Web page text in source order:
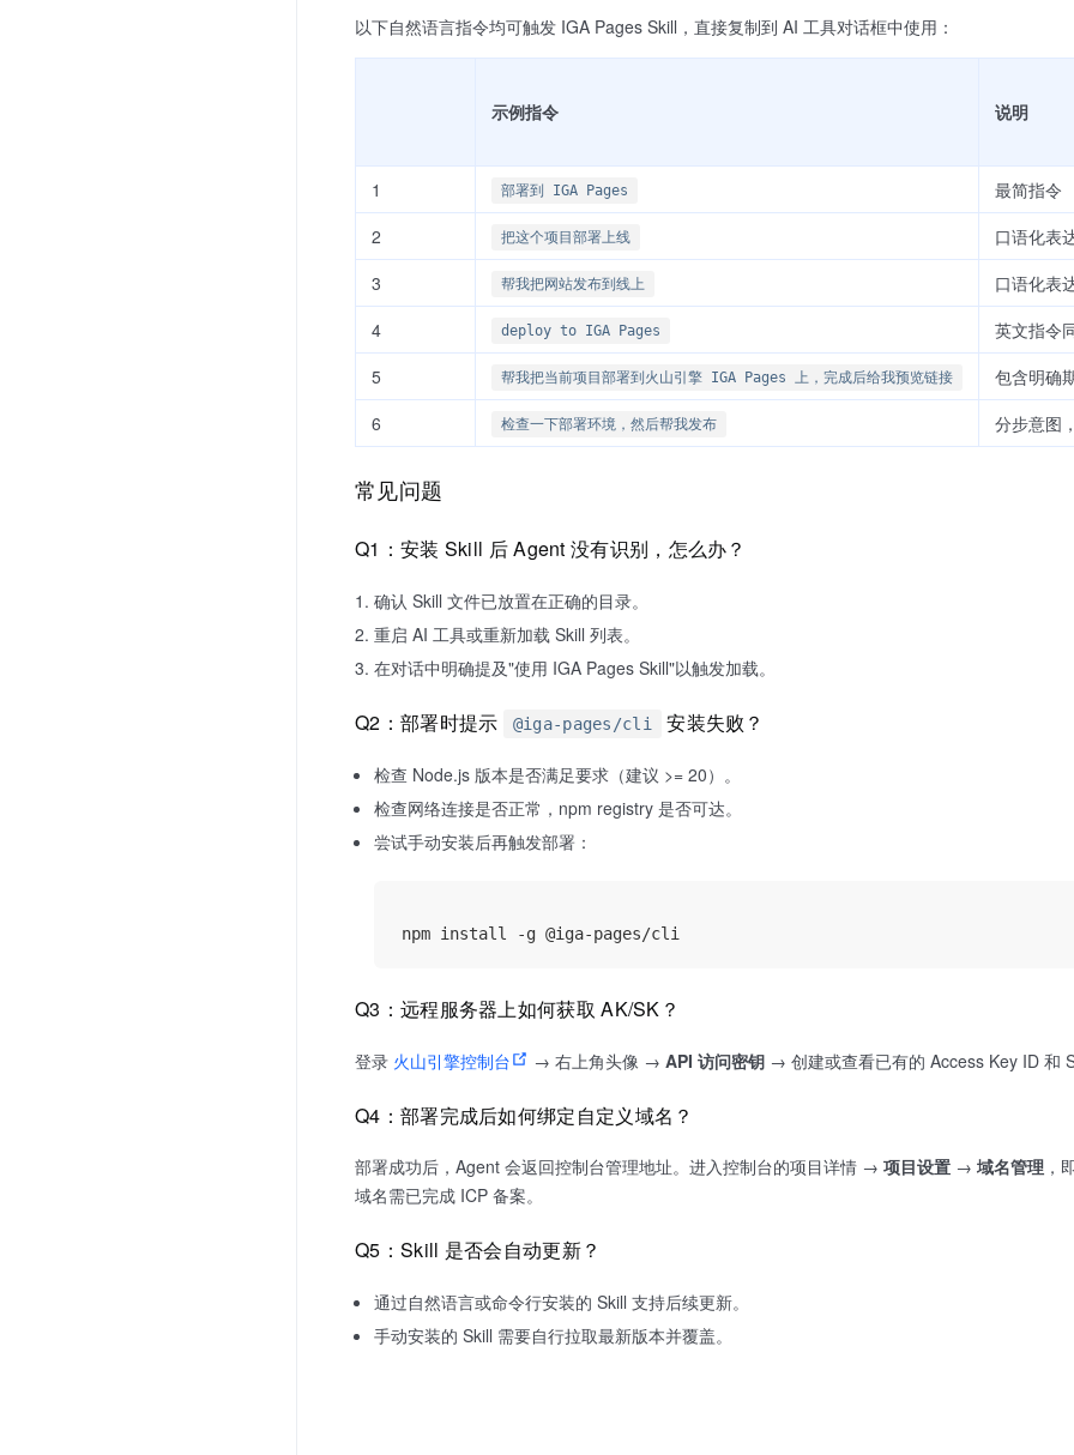
以下自然语言指令均可触发 IGA Pages Skill，直接复制到 AI 工具对话框中使用：
示例指令 说明
1 部署到 IGA Pages
最简指令
2
把这个项目部署上线
口语化表
3
帮我把网站发布到线上
口语化表
4
deploy to IGA Pages
英文指令
5
帮我把当前项目部署到火山引擎 IGA Pages 上，完成后给我预览链接
包含明确
6
检查一下部署环境，然后帮我发布 分步意图
常见问题
Q1：安装 Skill 后 Agent 没有识别，怎么办？
确认 Skill 文件已放置在正确的目录。
重启 AI 工具或重新加载 Skill 列表。
在对话中明确提及"使用 IGA Pages Skill"以触发加载。
Q2：部署时提示 @iga-pages/cli 安装失败？
检查 Node.js 版本是否满足要求（建议 >= 20）。
检查网络连接是否正常，npm registry 是否可达。
尝试手动安装后再触发部署：
Q3：远程服务器上如何获取 AK/SK？
登录 火山引擎控制台 → 右上角头像 → API 访问密钥 → 创建或查看已有的 Access Key ID 和
Q4：部署完成后如何绑定自定义域名？
部署成功后，Agent 会返回控制台管理地址。进入控制台的项目详情 → 项目设置 → 域名管理 ，
域名需已完成 ICP 备案。
Q5：Skill 是否会自动更新？
通过自然语言或命令行安装的 Skill 支持后续更新。
手动安装的 Skill 需要自行拉取最新版本并覆盖。